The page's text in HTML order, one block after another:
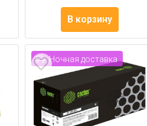
В корзину
Ночная доставка